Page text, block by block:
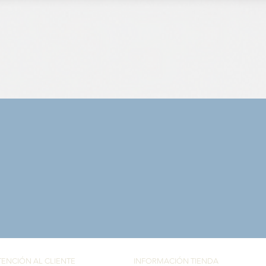
AL CLIENTE INFORMACIÓN TIENDA